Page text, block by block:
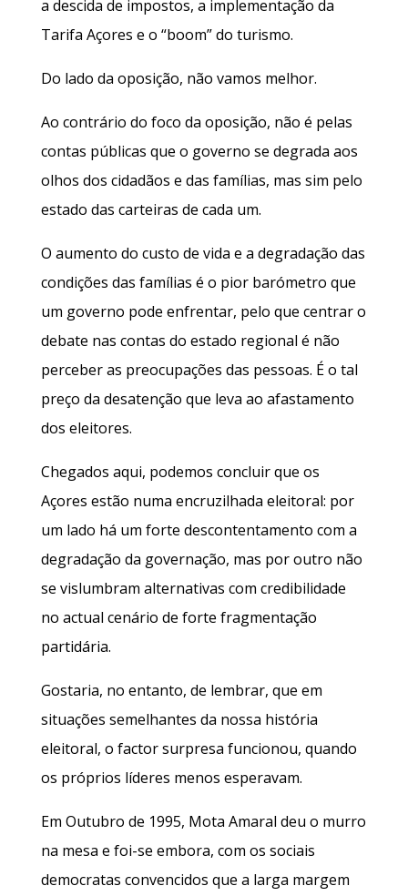
a descida de impostos, a implementação da
Tarifa Açores e o “boom” do turismo.
Do lado da oposição, não vamos melhor.
Ao contrário do foco da oposição, não é pelas
contas públicas que o governo se degrada aos
olhos dos cidadãos e das famílias, mas sim pelo
estado das carteiras de cada um.
O aumento do custo de vida e a degradação das
condições das famílias é o pior barómetro que
um governo pode enfrentar, pelo que centrar o
debate nas contas do estado regional é não
perceber as preocupações das pessoas. É o tal
preço da desatenção que leva ao afastamento
dos eleitores.
Chegados aqui, podemos concluir que os
Açores estão numa encruzilhada eleitoral: por
um lado há um forte descontentamento com a
degradação da governação, mas por outro não
se vislumbram alternativas com credibilidade
no actual cenário de forte fragmentação
partidária.
Gostaria, no entanto, de lembrar, que em
situações semelhantes da nossa história
eleitoral, o factor surpresa funcionou, quando
os próprios líderes menos esperavam.
Em Outubro de 1995, Mota Amaral deu o murro
na mesa e foi-se embora, com os sociais
democratas convencidos que a larga margem